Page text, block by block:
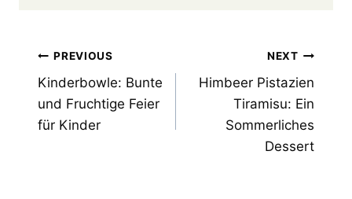
Post
navigation
PREVIOUS
Kinderbowle: Bunte
und Fruchtige Feier
für Kinder
NEXT
Himbeer Pistazien
Tiramisu: Ein
Sommerliches
Dessert